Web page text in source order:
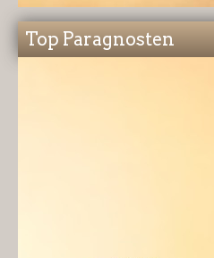
Top Paragnosten